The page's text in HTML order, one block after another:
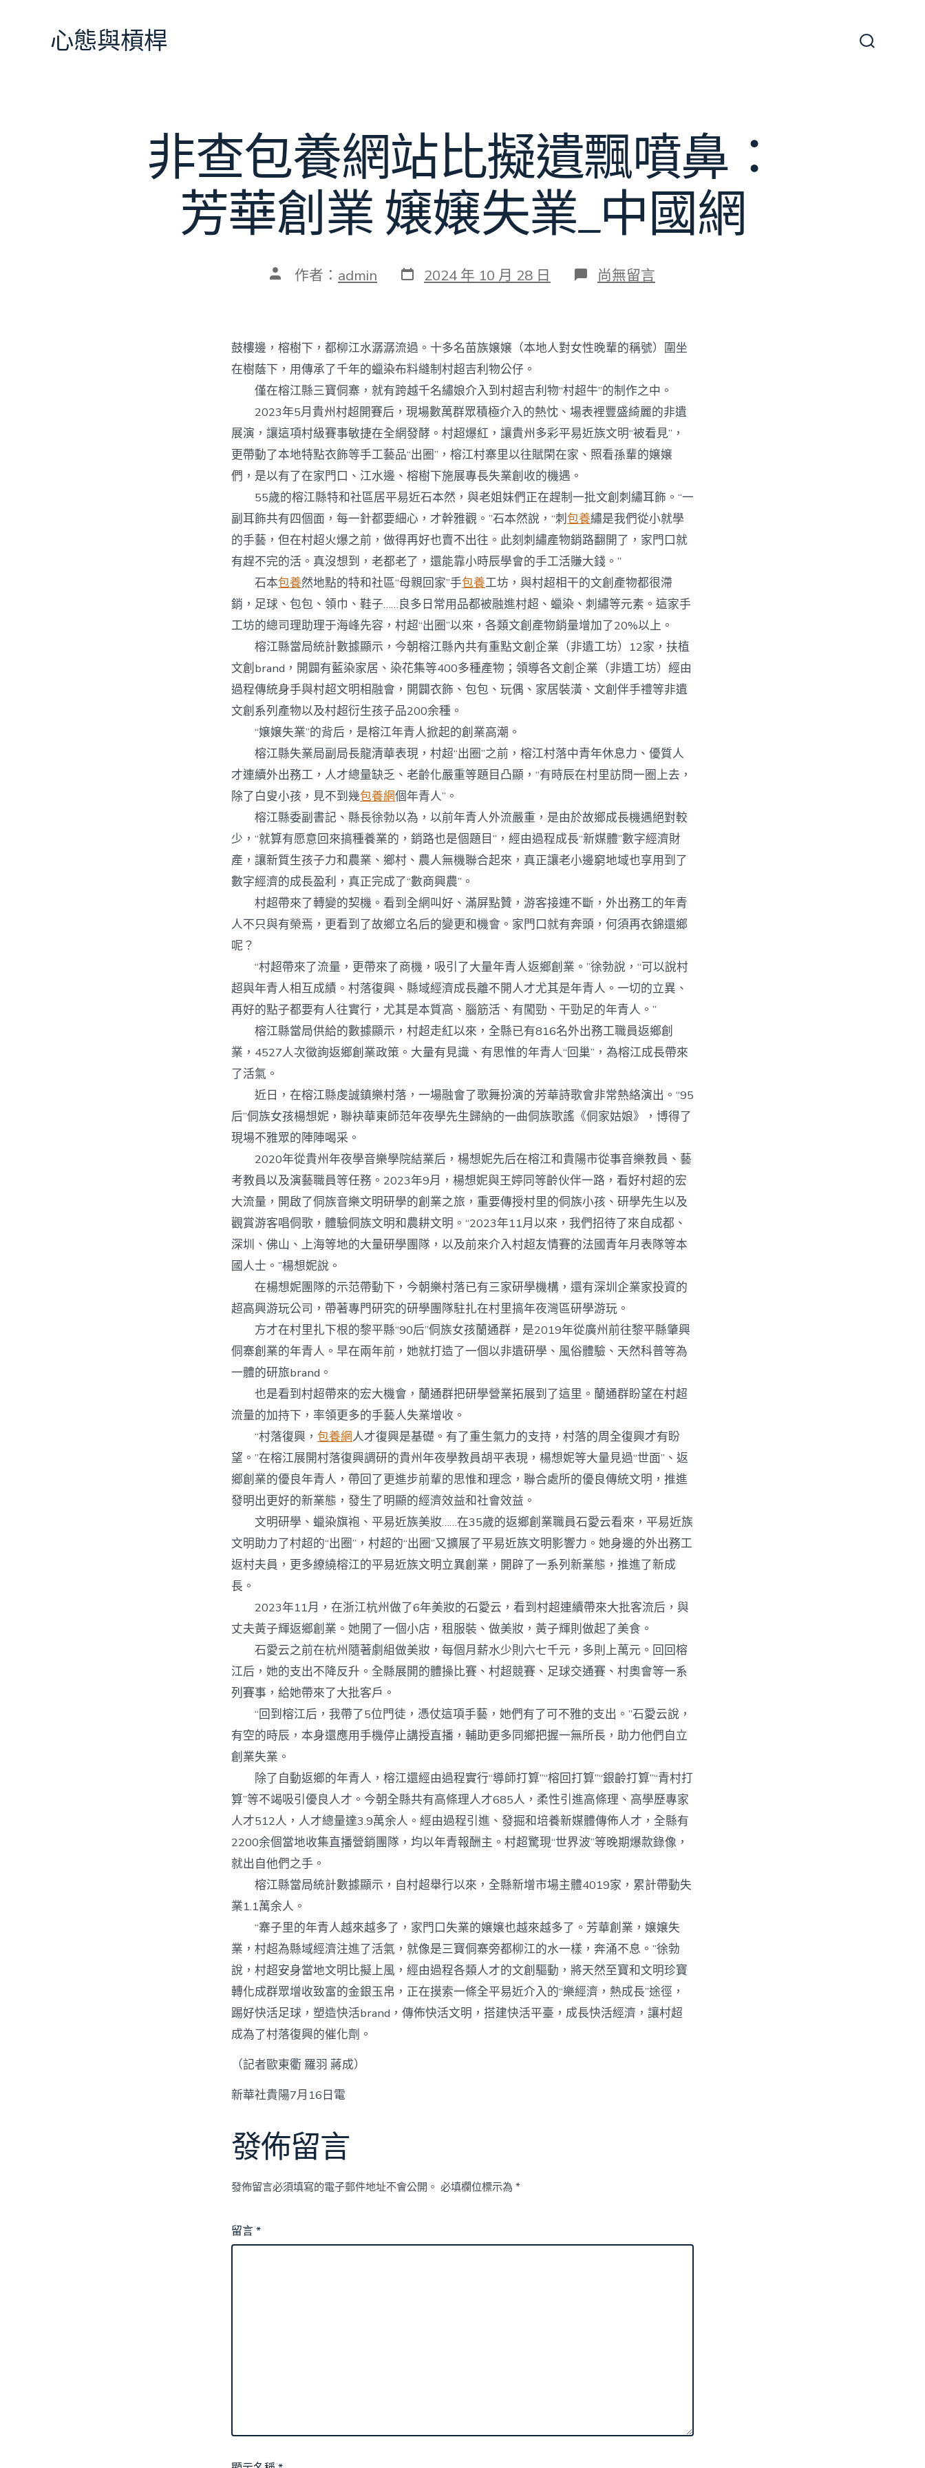
心態與槓桿
非查包養網站比擬遺飄噴鼻：
芳華創業 嬢嬢失業_中國網
文 作者： admin 發
表
2024 年 10 月 28 日 在
〈非
網
站
擬
遺
飄
噴
鼻：
芳
業
嬢
嬢
失
業
_
中
國
網〉
中
尚無留言
鼓樓邊，榕樹下，都柳江水潺潺流過。十多名苗族嬢嬢（本地人對女性晚輩的稱號）圍坐
在樹蔭下，用傳承了千年的蠟染布料縫制村超吉利物公仔。
僅在榕江縣三寶侗寨，就有跨越千名繡娘介入到村超吉利物“村超牛”的制作之中。
2023年5月貴州村超開賽后，現場數萬群眾積極介入的熱忱、場表裡豐盛綺麗的非遺
展演，讓這項村級賽事敏捷在全網發酵。村超爆紅，讓貴州多彩平易近族文明“被看見”，
更帶動了本地特點衣飾等手工藝品“出圈”，榕江村寨里以往賦閑在家、照看孫輩的嬢嬢
們，是以有了在家門口、江水邊、榕樹下施展專長失業創收的機遇。
55歲的榕江縣特和社區居平易近石本然，與老姐妹們正在趕制一批文創刺繡耳飾。“一
副耳飾共有四個面，每一針都要細心，才幹雅觀。”石本然說，“刺包養繡是我們從小就學
的手藝，但在村超火爆之前，做得再好也賣不出往。此刻刺繡產物銷路翻開了，家門口就
有趕不完的活。真沒想到，老都老了，還能靠小時辰學會的手工活賺大錢。”
石本包養然地點的特和社區“母親回家”手包養工坊，與村超相干的文創產物都很滯
銷，足球、包包、領巾、鞋子……良多日常用品都被融進村超、蠟染、刺繡等元素。這家手
工坊的總司理助理于海峰先容，村超“出圈”以來，各類文創產物銷量增加了20%以上。
榕江縣當局統計數據顯示，今朝榕江縣內共有重點文創企業（非遺工坊）12家，扶植
文創brand，開闢有藍染家居、染花集等400多種產物；領導各文創企業（非遺工坊）經由
過程傳統身手與村超文明相融會，開闢衣飾、包包、玩偶、家居裝潢、文創伴手禮等非遺
文創系列產物以及村超衍生孩子品200余種。
“嬢嬢失業”的背后，是榕江年青人掀起的創業高潮。
榕江縣失業局副局長龍清華表現，村超“出圈”之前，榕江村落中青年休息力、優質人
才連續外出務工，人才總量缺乏、老齡化嚴重等題目凸顯，“有時辰在村里訪問一圈上去，
除了白叟小孩，見不到幾包養網個年青人”。
榕江縣委副書記、縣長徐勃以為，以前年青人外流嚴重，是由於故鄉成長機遇絕對較
少，“就算有愿意回來搞種養業的，銷路也是個題目”，經由過程成長“新媒體”數字經濟財
產，讓新質生孩子力和農業、鄉村、農人無機聯合起來，真正讓老小邊窮地域也享用到了
數字經濟的成長盈利，真正完成了“數商興農”。
村超帶來了轉變的契機。看到全網叫好、滿屏點贊，游客接連不斷，外出務工的年青
人不只與有榮焉，更看到了故鄉立名后的變更和機會。家門口就有奔頭，何須再衣錦還鄉
呢？
“村超帶來了流量，更帶來了商機，吸引了大量年青人返鄉創業。”徐勃說，“可以說村
超與年青人相互成績。村落復興、縣域經濟成長離不開人才尤其是年青人。一切的立異、
再好的點子都要有人往實行，尤其是本質高、腦筋活、有闖勁、干勁足的年青人。”
榕江縣當局供給的數據顯示，村超走紅以來，全縣已有816名外出務工職員返鄉創
業，4527人次徵詢返鄉創業政策。大量有見識、有思惟的年青人“回巢”，為榕江成長帶來
了活氣。
近日，在榕江縣虔誠鎮樂村落，一場融會了歌舞扮演的芳華詩歌會非常熱絡演出。“95
后”侗族女孩楊想妮，聯袂華東師范年夜學先生歸納的一曲侗族歌謠《侗家姑娘》，博得了
現場不雅眾的陣陣喝采。
2020年從貴州年夜學音樂學院結業后，楊想妮先后在榕江和貴陽市從事音樂教員、藝
考教員以及演藝職員等任務。2023年9月，楊想妮與王婷同等齡伙伴一路，看好村超的宏
大流量，開啟了侗族音樂文明研學的創業之旅，重要傳授村里的侗族小孩、研學先生以及
觀賞游客唱侗歌，體驗侗族文明和農耕文明。“2023年11月以來，我們招待了來自成都、
深圳、佛山、上海等地的大量研學團隊，以及前來介入村超友情賽的法國青年月表隊等本
國人士。”楊想妮說。
在楊想妮團隊的示范帶動下，今朝樂村落已有三家研學機構，還有深圳企業家投資的
超高興游玩公司，帶著專門研究的研學團隊駐扎在村里搞年夜灣區研學游玩。
方才在村里扎下根的黎平縣“90后”侗族女孩蘭通群，是2019年從廣州前往黎平縣肇興
侗寨創業的年青人。早在兩年前，她就打造了一個以非遺研學、風俗體驗、天然科普等為
一體的研旅brand。
也是看到村超帶來的宏大機會，蘭通群把研學營業拓展到了這里。蘭通群盼望在村超
流量的加持下，率領更多的手藝人失業增收。
“村落復興， 包養網人才復興是基礎。有了重生氣力的支持，村落的周全復興才有盼
望。”在榕江展開村落復興調研的貴州年夜學教員胡平表現，楊想妮等大量見過“世面”、返
鄉創業的優良年青人，帶回了更進步前輩的思惟和理念，聯合處所的優良傳統文明，推進
發明出更好的新業態，發生了明顯的經濟效益和社會效益。
文明研學、蠟染旗袍、平易近族美妝……在35歲的返鄉創業職員石愛云看來，平易近族
文明助力了村超的“出圈”，村超的“出圈”又擴展了平易近族文明影響力。她身邊的外出務工
返村夫員，更多繚繞榕江的平易近族文明立異創業，開辟了一系列新業態，推進了新成
長。
2023年11月，在浙江杭州做了6年美妝的石愛云，看到村超連續帶來大批客流后，與
丈夫黃子輝返鄉創業。她開了一個小店，租服裝、做美妝，黃子輝則做起了美食。
石愛云之前在杭州隨著劇組做美妝，每個月薪水少則六七千元，多則上萬元。回回榕
江后，她的支出不降反升。全縣展開的體操比賽、村超競賽、足球交通賽、村奧會等一系
列賽事，給她帶來了大批客戶。
“回到榕江后，我帶了5位門徒，憑仗這項手藝，她們有了可不雅的支出。”石愛云說，
有空的時辰，本身還應用手機停止講授直播，輔助更多同鄉把握一無所長，助力他們自立
創業失業。
除了自動返鄉的年青人，榕江還經由過程實行“導師打算”“榕回打算”“銀齡打算”“青村打
算”等不竭吸引優良人才。今朝全縣共有高條理人才685人，柔性引進高條理、高學歷專家
人才512人，人才總量達3.9萬余人。經由過程引進、發掘和培養新媒體傳佈人才，全縣有
2200余個當地收集直播營銷團隊，均以年青報酬主。村超驚現“世界波”等晚期爆款錄像，
就出自他們之手。
榕江縣當局統計數據顯示，自村超舉行以來，全縣新增市場主體4019家，累計帶動失
業1.1萬余人。
“寨子里的年青人越來越多了，家門口失業的嬢嬢也越來越多了。芳華創業，嬢嬢失
業，村超為縣域經濟注進了活氣，就像是三寶侗寨旁都柳江的水一樣，奔涌不息。”徐勃
說，村超安身當地文明比擬上風，經由過程各類人才的文創驅動，將天然至寶和文明珍寶
轉化成群眾增收致富的金銀玉帛，正在摸索一條全平易近介入的“樂經濟，熱成長”途徑，
踢好快活足球，塑造快活brand，傳佈快活文明，搭建快活平臺，成長快活經濟，讓村超
成為了村落復興的催化劑。
（記者歐東衢 羅羽 蔣成）
新華社貴陽7月16日電
發佈留言
發佈留言必須填寫的電子郵件地址不會公開。 必填欄位標示為 *
留言*